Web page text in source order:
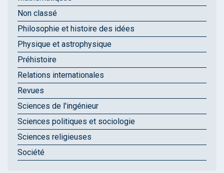
Non classé
Philosophie et histoire des idées
Physique et astrophysique
Préhistoire
Relations internationales
Revues
Sciences de l'ingénieur
Sciences politiques et sociologie
Sciences religieuses
Société